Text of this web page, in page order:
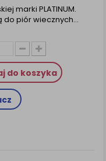
marki PLATINUM.
piór wiecznych…
do koszyka